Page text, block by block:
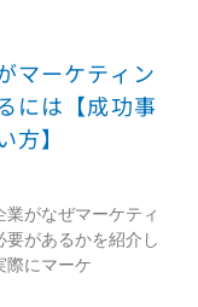
マーケティン
には【成功事
】
がなぜマーケティ
要があるかを紹介し
際にマーケ